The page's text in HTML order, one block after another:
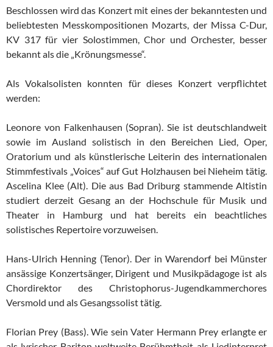
Beschlossen wird das Konzert mit eines der bekanntesten und
beliebtesten Messkompositionen Mozarts, der Missa C-Dur,
KV 317 für vier Solostimmen, Chor und Orchester, besser
bekannt als die „Krönungsmesse“.
Als Vokalsolisten konnten für dieses Konzert verpflichtet
werden:
Leonore von Falkenhausen (Sopran). Sie ist deutschlandweit
sowie im Ausland solistisch in den Bereichen Lied, Oper,
Oratorium und als künstlerische Leiterin des internationalen
Stimmfestivals „Voices“ auf Gut Holzhausen bei Nieheim tätig.
Ascelina Klee (Alt). Die aus Bad Driburg stammende Altistin
studiert derzeit Gesang an der Hochschule für Musik und
Theater in Hamburg und hat bereits ein beachtliches
solistisches Repertoire vorzuweisen.
Hans-Ulrich Henning (Tenor). Der in Warendorf bei Münster
ansässige Konzertsänger, Dirigent und Musikpädagoge ist als
Chordirektor des Christophorus-Jugendkammerchores
Versmold und als Gesangssolist tätig.
Florian Prey (Bass). Wie sein Vater Hermann Prey erlangte er